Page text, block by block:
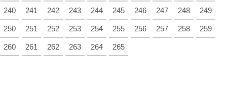
240 241 242 243 244 245 246 247 248 249
250 251 252 253 254 255 256 257 258 259
260 261 262 263 264 265